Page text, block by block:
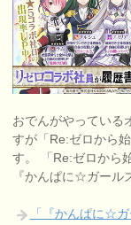
おでんがやってい
すが「Re:ゼロから
す。 「Re:ゼロから
『かんぱに☆ガール
「『かんぱに☆